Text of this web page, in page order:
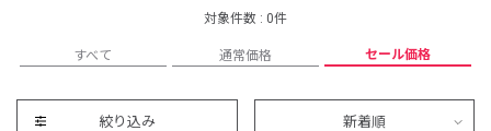
対象件数 : 0件
すべて 通常価格 セール価格
絞り込み 新着順